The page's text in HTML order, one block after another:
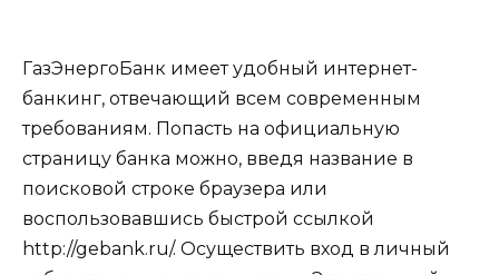
ГазЭнергоБанк имеет удобный интернет-
банкинг, отвечающий всем современным
требованиям. Попасть на официальную
страницу банка можно, введя название в
поисковой строке браузера или
воспользовавшись быстрой ссылкой
http://gebank.ru/. Осуществить вход в личный